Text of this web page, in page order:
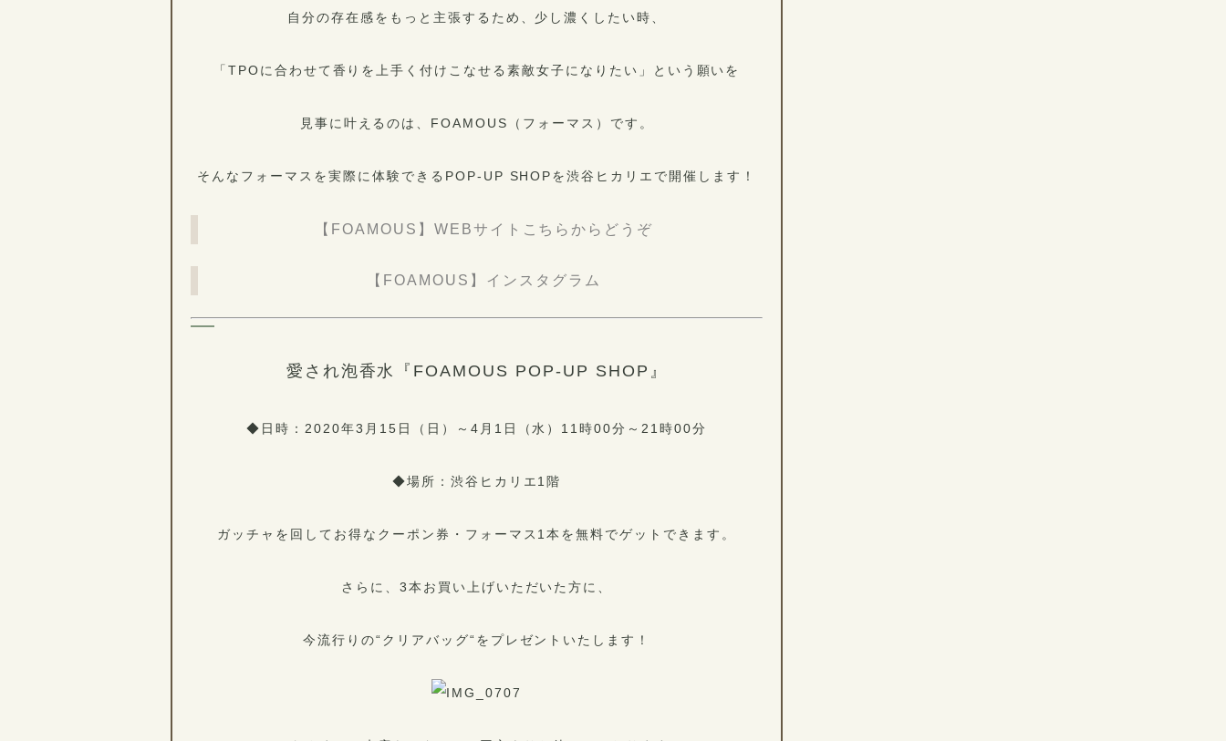
自分の存在感をもっと主張するため、少し濃くしたい時、
「TPOに合わせて香りを上手く付けこなせる素敵女子になりたい」という願いを
見事に叶えるのは、FOAMOUS（フォーマス）です。
そんなフォーマスを実際に体験できるPOP-UP SHOPを渋谷ヒカリエで開催します！
【FOAMOUS】WEBサイトこちらからどうぞ
【FOAMOUS】インスタグラム
愛され泡香水『FOAMOUS POP-UP SHOP』
◆日時：2020年3月15日（日）～4月1日（水）11時00分～21時00分
◆場所：渋谷ヒカリエ1階
ガッチャを回してお得なクーポン券・フォーマス1本を無料でゲットできます。
さらに、3本お買い上げいただいた方に、
今流行りの“クリアバッグ“をプレゼントいたします！